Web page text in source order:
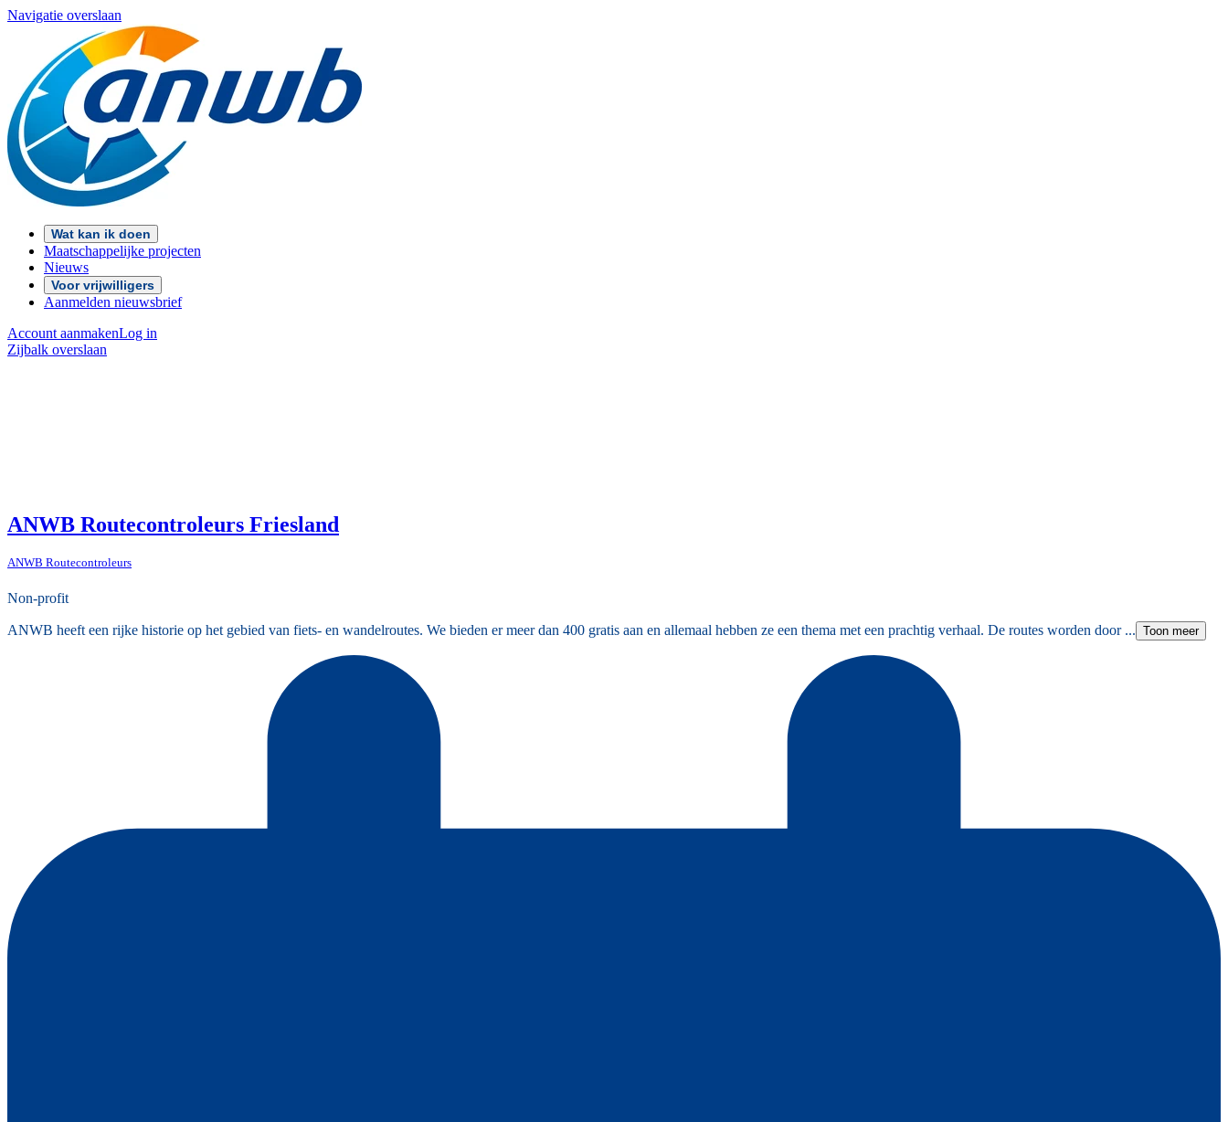
Navigatie overslaan
Wat kan ik doen
Maatschappelijke projecten
Nieuws
Voor vrijwilligers
Aanmelden nieuwsbrief
Account aanmakenLog in
Zijbalk overslaan
ANWB Routecontroleurs Friesland
ANWB Routecontroleurs
Non-profit
ANWB heeft een rijke historie op het gebied van fiets- en wandelroutes. We bieden er meer dan 400 gratis aan en allemaal hebben ze een thema met een prachtig verhaal. De routes worden door ... Toon meer